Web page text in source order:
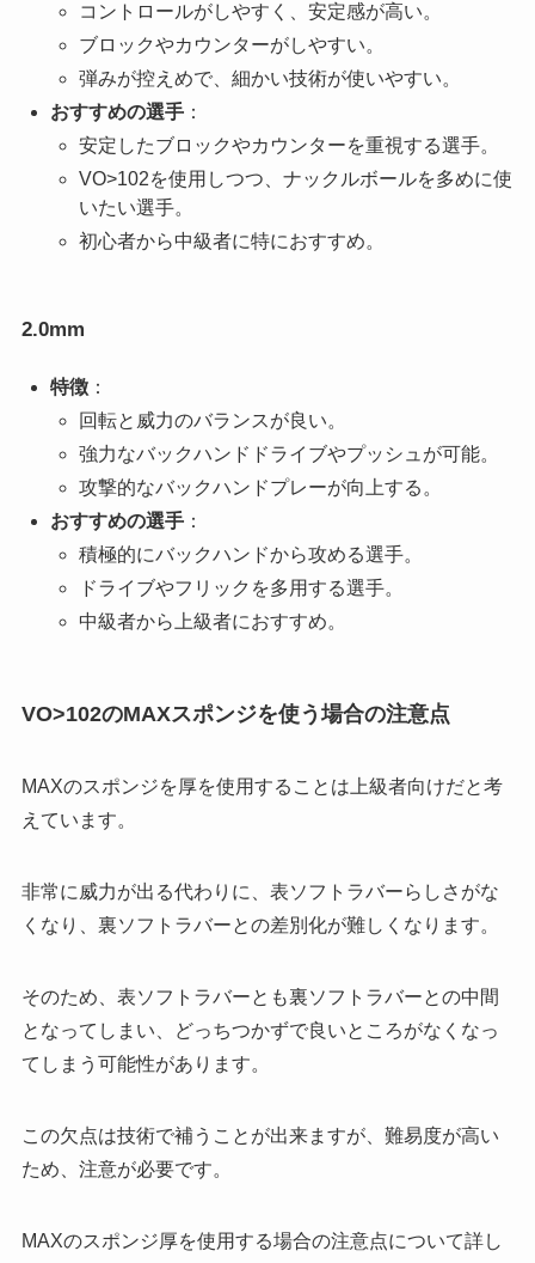
コントロールがしやすく、安定感が高い。
ブロックやカウンターがしやすい。
弾みが控えめで、細かい技術が使いやすい。
おすすめの選手：
安定したブロックやカウンターを重視する選手。
VO>102を使用しつつ、ナックルボールを多めに使
いたい選手。
初心者から中級者に特におすすめ。
2.0mm
特徴：
回転と威力のバランスが良い。
強力なバックハンドドライブやプッシュが可能。
攻撃的なバックハンドプレーが向上する。
おすすめの選手：
積極的にバックハンドから攻める選手。
ドライブやフリックを多用する選手。
中級者から上級者におすすめ。
VO>102のMAXスポンジを使う場合の注意点
MAXのスポンジを厚を使用することは上級者向けだと考
えています。
非常に威力が出る代わりに、表ソフトラバーらしさがな
くなり、裏ソフトラバーとの差別化が難しくなります。
そのため、表ソフトラバーとも裏ソフトラバーとの中間
となってしまい、どっちつかずで良いところがなくなっ
てしまう可能性があります。
この欠点は技術で補うことが出来ますが、難易度が高い
ため、注意が必要です。
MAXのスポンジ厚を使用する場合の注意点について詳し